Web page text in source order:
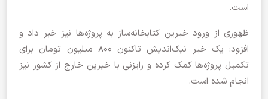
است.
ظهوری از ورود خیرین کتابخانه‌ساز به پروژه‌ها نیز خبر داد و
افزود: یک خیر نیک‌اندیش تاکنون ۸۰۰ میلیون تومان برای
تکمیل پروژه‌ها کمک کرده و رایزنی با خیرین خارج از کشور نیز
انجام شده است.